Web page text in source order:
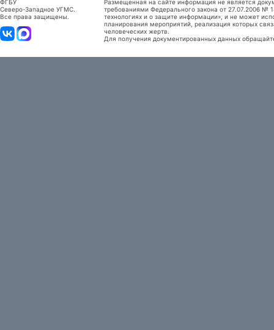
ФГБУ
Северо-Западное УГМС.
Все права защищены.
Размещенная на сайте информация не является
требованиями Федерального закона от 27.07.2006
технологиях и о защите информации», и не может
планирования мероприятий, реализация которых
человеческих жертв.
Для получения документированных данных